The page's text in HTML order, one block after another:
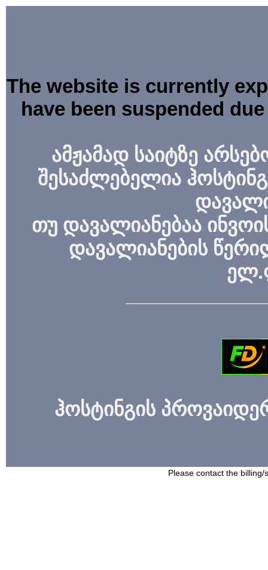
The website is currently
have been suspended
ამჟამად საიტზე
შესაძლებელია
თუ დავალიანებაა
დავალიანების
ჰოსტინგის
Please contact the